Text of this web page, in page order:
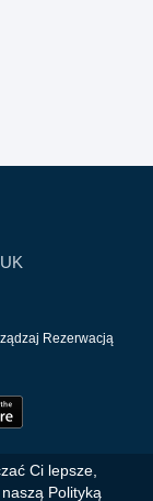
Rezerwacją
Ci lepsze,
Polityką